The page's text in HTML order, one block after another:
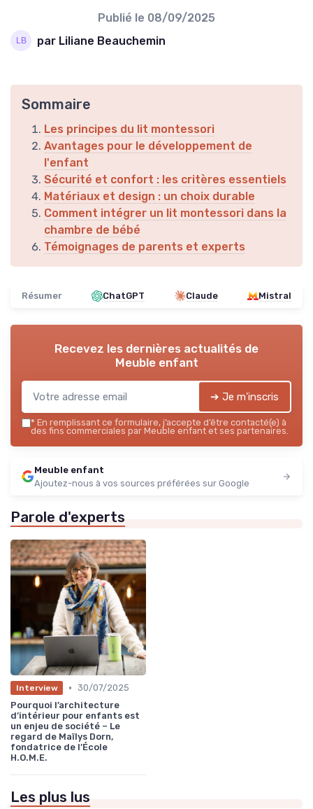
Publié le 08/09/2025
par Liliane Beauchemin
Sommaire
Les principes du lit montessori
Avantages pour le développement de
l'enfant
Sécurité et confort : les critères essentiels
Matériaux et design : un choix durable
Comment intégrer un lit montessori dans la
chambre de bébé
Témoignages de parents et experts
Résumer ChatGPT Claude Mistral
Recevez les dernières actualités de
Meuble enfant
➔ Je m'inscris
* En remplissant ce formulaire, j’accepte d’être contacté(e) à
des fins commerciales par Meuble enfant et ses partenaires.
Meuble enfant
Ajoutez-nous à vos sources préférées sur Google
Parole d'experts
Interview • 30/07/2025
Pourquoi l’architecture
d’intérieur pour enfants est
un enjeu de société – Le
regard de Maïlys Dorn,
fondatrice de l’École
H.O.M.E.
Les plus lus